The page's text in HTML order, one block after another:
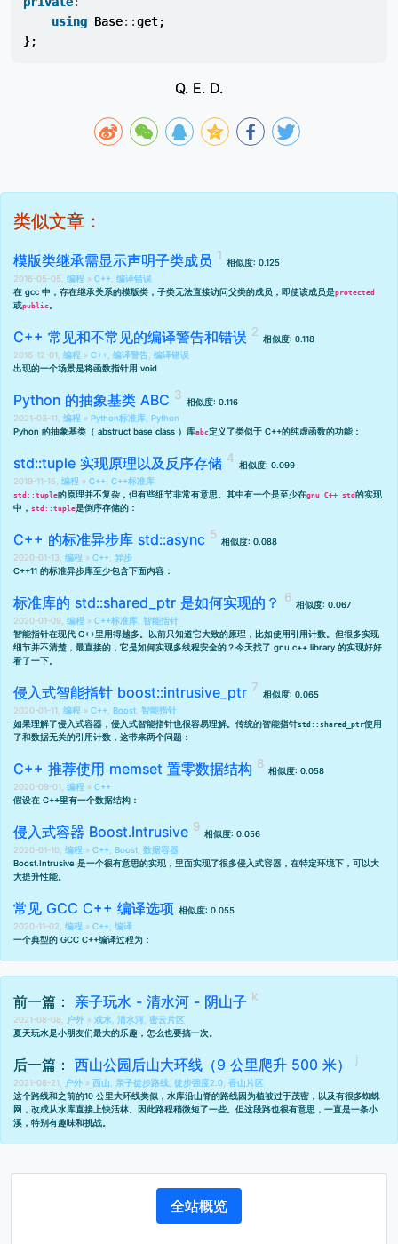
using Base::get;
};
Q. E. D.
类似文章：
模版类继承需显示声明子类成员
相似度: 0.125
2016-05-05, 编程 » C++ 编译错误
在 gcc 中，存在继承关系的模版类，子类无法直接访问父类的成员，即使该成员是protected
或public
C++ 常见和不常见的编译警告和错误
相似度: 0.118
2016-12-01, 编程 » C++ 编译警告 编译错误
出现的一个场景是将函数指针用 void
Python 的抽象基类 ABC
相似度: 0.116
2021-03-11, 编程 » Python标准库 Python
Pyhon 的抽象基类（ abstruct base class ）库abc定义了类似于 C++的纯虚函数的功能：
std::tuple 实现原理以及反序存储
相似度: 0.099
2019-11-15, 编程 » C++ C++标准库
std::tuple的原理并不复杂，但有些细节非常有意思。其中有一个是至少在gnu C++ std 的实现
中， std::tuple是倒序存储的：
C++ 的标准异步库 std::async
相似度: 0.088
2020-01-13, 编程 » C++ 异步
C++11 的标准异步库至少包含下面内容：
标准库的 std::shared_ptr 是如何实现的？
相似度: 0.067
2020-01-09, 编程 » C++标准库 智能指针
智能指针在现代 C++里用得越多。以前只知道它大致的原理，比如使用引用计数。但很多实现
细节并不清楚，最直接的，它是如何实现多线程安全的？今天找了 gnu c++ library 的实现好好
看了一下。
侵入式智能指针 boost::intrusive_ptr
相似度: 0.065
2020-01-11, 编程 » C++ Boost 智能指针
如果理解了侵入式容器 ，侵入式智能指针也很容易理解。 传统的智能指针std::shared_ptr使用
了和数据无关的引用计数，这带来两个问题：
C++ 推荐使用 memset 置零数据结构
相似度: 0.058
2020-09-01, 编程 » C++
假设在 C++里有一个数据结构：
侵入式容器 Boost.Intrusive
相似度: 0.056
2020-01-10, 编程 » C++ Boost 数据容器
Boost.Intrusive 是一个很有意思的实现，里面实现了很多侵入式容器，在特定环境下，可以大
大提升性能。
常见 GCC C++ 编译选项 相似度: 0.055
2020-11-02, 编程 » C++ 编译
一个典型的 GCC C++编译过程为：
前一篇： 亲子玩水 - 清水河 - 阴山子
2021-08-08, 户外 » 戏水 清水河 密云片区
夏天玩水是小朋友们最大的乐趣，怎么也要搞一次。
后一篇： 西山公园后山大环线（9 公里爬升 500 米）
2021-08-21, 户外 » 西山 亲子徒步路线 徒步强度2.0 香山片区
这个路线和之前的10 公里大环线类似，水库沿山脊的路线因为植被过于茂密，以及有很多蜘蛛
网，改成从水库直接上快活林。因此路程稍微短了一些。但这段路也很有意思，一直是一条小
溪，特别有趣味和挑战。
全站概览